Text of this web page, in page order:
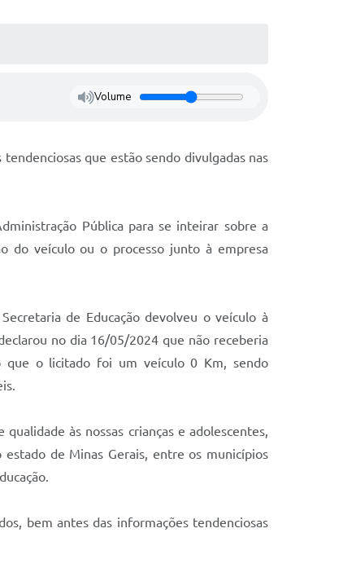
Volume
que estão sendo divulgadas nas
Pública para se inteirar sobre a
do veículo ou o processo junto à empresa
de Educação devolveu o veículo à
no dia 16/05/2024 que não receberia
que o licitado foi um veículo 0 Km, sendo
às nossas crianças e adolescentes,
de Minas Gerais, entre os municípios
bem antes das informações tendenciosas